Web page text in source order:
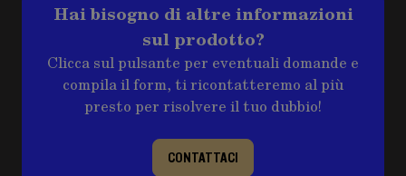
Hai bisogno di altre informazioni
sul prodotto?
Clicca sul pulsante per eventuali domande e
compila il form, ti ricontatteremo al più
presto per risolvere il tuo dubbio!
CONTATTACI